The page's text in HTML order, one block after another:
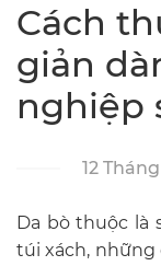
Cách
giản
nghiệp
12
Da bò thuộc là
túi xách, những